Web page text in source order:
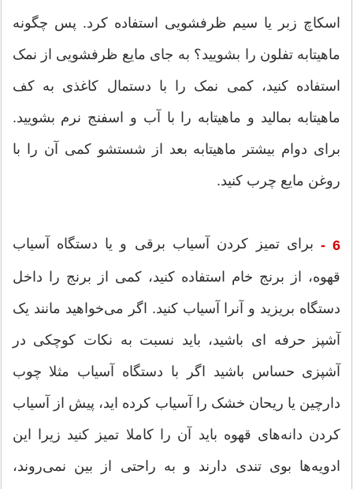
اسکاچ زبر یا سیم ظرفشویی استفاده کرد. پس چگونه
ماهیتابه تفلون را بشویید؟ به جای مایع ظرفشویی از نمک
استفاده کنید، کمی نمک را با دستمال کاغذی به کف
ماهیتابه بمالید و ماهیتابه را با آب و اسفنج نرم بشویید.
برای دوام بیشتر ماهیتابه بعد از شستشو کمی آن را با
روغن مایع چرب کنید.
6 - برای تمیز کردن آسیاب برقی و یا دستگاه آسیاب
قهوه، از برنج خام استفاده کنید، کمی از برنج را داخل
دستگاه بریزید و آنرا آسیاب کنید. اگر می‌خواهید مانند یک
آشپز حرفه ای باشید، باید نسبت به نکات کوچکی در
آشپزی حساس باشید اگر با دستگاه آسیاب مثلا چوب
دارچین یا ریحان خشک را آسیاب کرده اید، پیش از آسیاب
کردن دانه‌های قهوه باید آن را کاملا تمیز کنید زیرا این
ادویه‌ها بوی تندی دارند و به راحتی از بین نمی‌روند،